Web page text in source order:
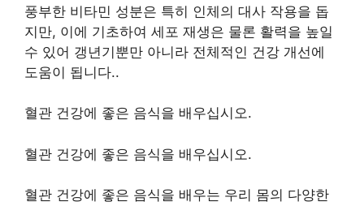
풍부한 비타민 성분은 특히 인체의 대사 작용을 돕
지만, 이에 기초하여 세포 재생은 물론 활력을 높일
수 있어 갱년기뿐만 아니라 전체적인 건강 개선에
도움이 됩니다..
혈관 건강에 좋은 음식을 배우십시오.
혈관 건강에 좋은 음식을 배우십시오.
혈관 건강에 좋은 음식을 배우는 우리 몸의 다양한